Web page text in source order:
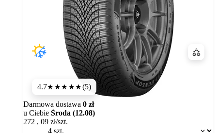
4.7★★★★★(5)
Dostępność:
Darmowa dostawa 0 zł
u Ciebie Środa (12.08)
272 , 09 zł/szt.